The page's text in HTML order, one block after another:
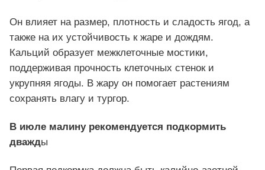
Он влияет на размер, плотность и сладость ягод, а
также на их устойчивость к жаре и дождям.
Кальций образует межклеточные мостики,
поддерживая прочность клеточных стенок и
укрупняя ягоды. В жару он помогает растениям
сохранять влагу и тургор.
В июле малину рекомендуется подкормить
дважды